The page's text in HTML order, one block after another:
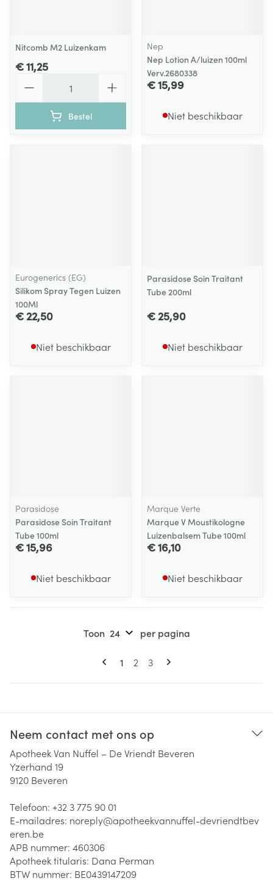
Nitcomb M2 Luizenkam
€ 11,25
Bestel
Nep
Nep Lotion A/luizen 100ml
Verv.2680338
€ 15,99
Niet beschikbaar
Eurogenerics (EG)
Silikom Spray Tegen Luizen
100Ml
€ 22,50
Niet beschikbaar
Parasidose Soin Traitant
Tube 200ml
€ 25,90
Niet beschikbaar
Parasidose
Parasidose Soin Traitant
Tube 100ml
€ 15,96
Niet beschikbaar
Marque Verte
Marque V Moustikologne
Luizenbalsem Tube 100ml
€ 16,10
Niet beschikbaar
Pagina's
U lees momenteel pagina
1 Pagina
2 Pagina
3
Toon per pagina
Neem contact met ons op
Apotheek Van Nuffel – De Vriendt Beveren
Yzerhand 19
9120 Beveren
Telefoon: +32 3 775 90 01
E-mailadres: noreply@apotheekvannuffel-devriendtbev
eren.be
APB nummer: 460306
Apotheek titularis: Dana Perman
BTW nummer: BE0439147209